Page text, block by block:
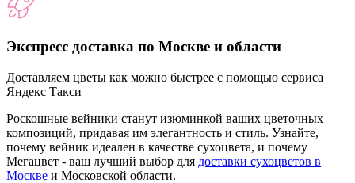
Экспресс доставка по Москве и области
Доставляем цветы как можно быстрее с помощью сервиса
Яндекс Такси
Роскошные вейники станут изюминкой ваших цветочных
композиций, придавая им элегантность и стиль. Узнайте,
почему вейник идеален в качестве сухоцвета, и почему
Мегацвет - ваш лучший выбор для доставки сухоцветов в
Москве и Московской области.